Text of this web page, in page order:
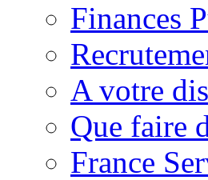
Finances
A votre
Que faire
France